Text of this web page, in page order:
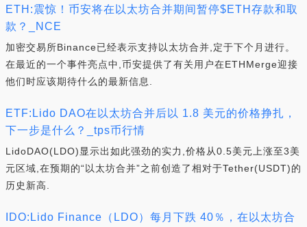
ETH:震惊！币安将在以太坊合并期间暂停$ETH存款和取
款？_NCE
加密交易所Binance已经表示支持以太坊合并,定于下个月进行。
在最近的一个事件亮点中,币安提供了有关用户在ETHMerge迎接
他们时应该期待什么的最新信息.
ETF:Lido DAO在以太坊合并后以 1.8 美元的价格挣扎，
下一步是什么？_tps币行情
LidoDAO(LDO)显示出如此强劲的实力,价格从0.5美元上涨至3美
元区域,在预期的“以太坊合并”之前创造了相对于Tether(USDT)的
历史新高.
IDO:Lido Finance（LDO）每月下跌 40％，在以太坊合